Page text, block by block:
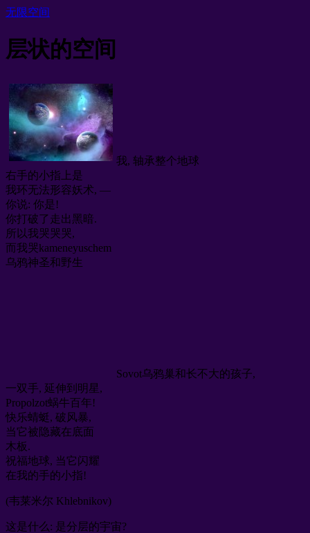
无限空间
层状的空间
我, 轴承整个地球
右手的小指上是
我环无法形容妖术, —
你说: 你是!
你打破了走出黑暗.
所以我哭哭哭,
而我哭kameneyuschem
乌鸦神圣和野生
Sovot乌鸦巢和长不大的孩子,
一双手, 延伸到明星,
Propolzot蜗牛百年!
快乐蜻蜓, 破风暴,
当它被隐藏在底面
木板.
祝福地球, 当它闪耀
在我的手的小指!
(韦莱米尔 Khlebnikov)
这是什么: 是分层的宇宙?